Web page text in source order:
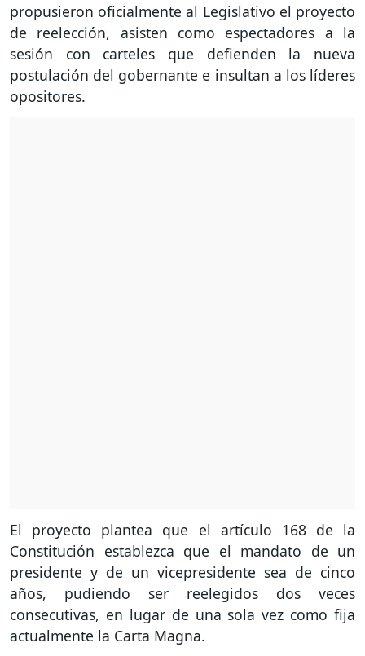
propusieron oficialmente al Legislativo el proyecto
de reelección, asisten como espectadores a la
sesión con carteles que defienden la nueva
postulación del gobernante e insultan a los líderes
opositores.
El proyecto plantea que el artículo 168 de la
Constitución establezca que el mandato de un
presidente y de un vicepresidente sea de cinco
años, pudiendo ser reelegidos dos veces
consecutivas, en lugar de una sola vez como fija
actualmente la Carta Magna.